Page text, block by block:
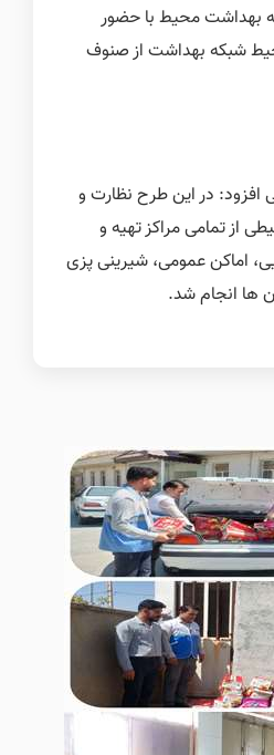
بهداشت محیط با حضور
شبکه بهداشت از صنوف
در این طرح نظارت و
از تمامی مراکز تهیه و
اماکن عمومی، شیرینی پزی
ها انجام شد.